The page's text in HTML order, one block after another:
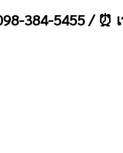
384-5455 / ⏰